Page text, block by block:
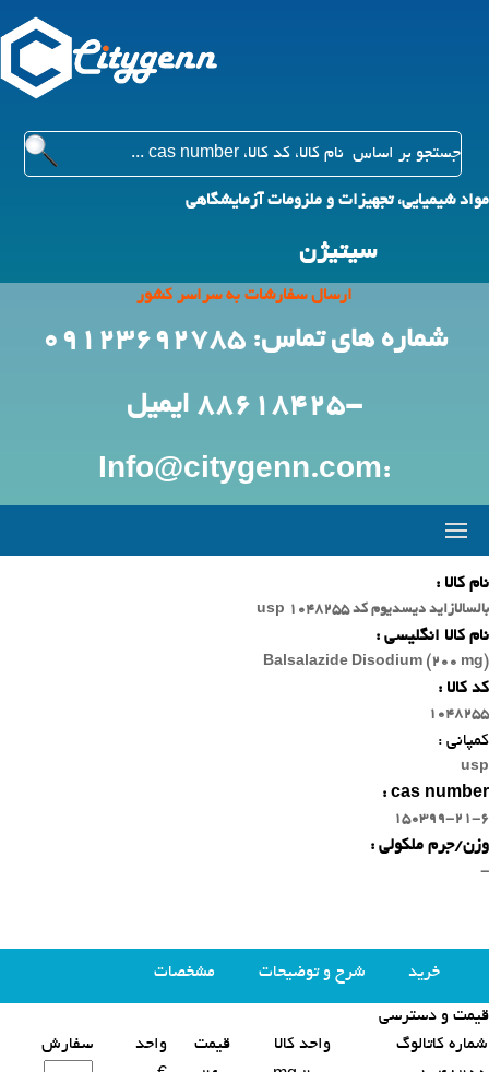
مواد شیمیایی، تجهیزات و ملزومات آزمایشگاهی
سیتیژن
ارسال سفارشات به سراسر کشور
شماره های تماس: 09123692785
-88618425 ایمیل
:Info@citygenn.com
نام کالا :
بالسالازاید دیسدیوم کد 1048255 usp
نام کالا انگلیسی :
Balsalazide Disodium (200 mg)
کد کالا :
1048255
کمپانی :
usp
cas number :
150399-21-6
وزن/جرم ملکولی :
-
خرید شرح و توضیحات مشخصات
محصولات مشابه
قیمت و دسترسی
شماره کاتالوگ
واحد کالا قیمت واحد
سفارش